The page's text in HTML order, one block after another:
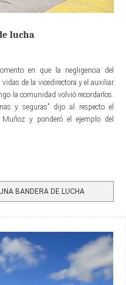
lucha
en que la negligencia del
de la vicedirectora y el auxiliar
la comunidad volvió recordarlos.
y seguras” dijo al respecto el
y ponderó el ejemplo del
BANDERA DE LUCHA